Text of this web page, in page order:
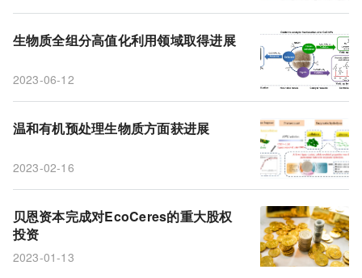
生物质全组分高值化利用领域取得进展
2023-06-12
温和有机预处理生物质方面获进展
2023-02-16
贝恩资本完成对EcoCeres的重大股权
投资
2023-01-13